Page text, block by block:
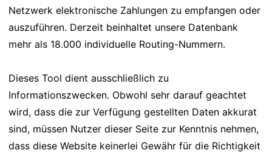
Netzwerk elektronische Zahlungen zu empfangen oder
auszuführen. Derzeit beinhaltet unsere Datenbank
mehr als 18.000 individuelle Routing-Nummern.
Dieses Tool dient ausschließlich zu
Informationszwecken. Obwohl sehr darauf geachtet
wird, dass die zur Verfügung gestellten Daten akkurat
sind, müssen Nutzer dieser Seite zur Kenntnis nehmen,
dass diese Website keinerlei Gewähr für die Richtigkeit